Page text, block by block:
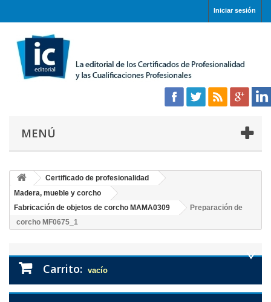
Iniciar sesión
MENÚ
Certificado de profesionalidad
Madera, mueble y corcho
Fabricación de objetos de corcho MAMA0309
Preparación de
corcho MF0675_1
Carrito: vacío